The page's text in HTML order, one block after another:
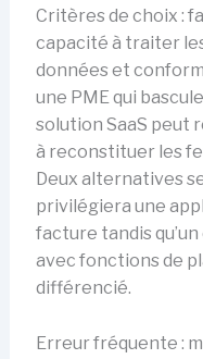
Critères de choix :
capacité à traiter
données et
une PME qui
solution SaaS peut
à reconstituer les
Deux alternatives
privilégiera une
facture tandis
avec fonctions de
différencié.
Erreur fréquente :